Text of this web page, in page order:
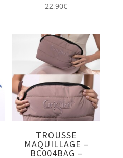
22,90€
TROUSSE
MAQUILLAGE –
BC004BAG –